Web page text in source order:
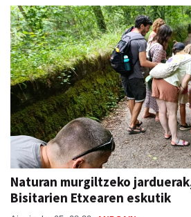
Naturan murgiltzeko
Bisitarien Etxearen eskutik